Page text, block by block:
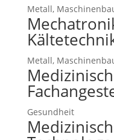
Metall,
Metall,
Gesundheit